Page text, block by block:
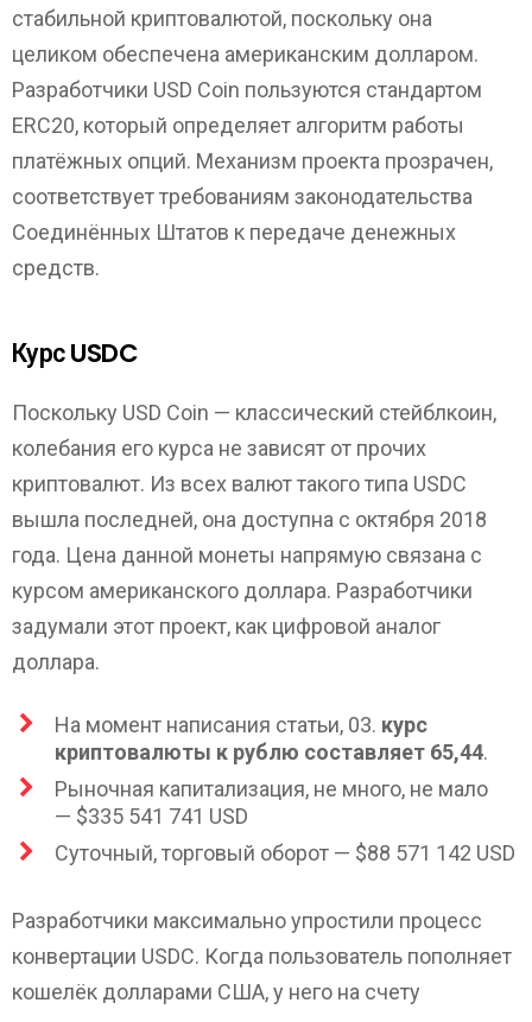
стабильной криптовалютой, поскольку она
целиком обеспечена американским долларом.
Разработчики USD Coin пользуются стандартом
ERC20, который определяет алгоритм работы
платёжных опций. Механизм проекта прозрачен,
соответствует требованиям законодательства
Соединённых Штатов к передаче денежных
средств.
Курс USDC
Поскольку USD Coin — классический стейблкоин,
колебания его курса не зависят от прочих
криптовалют. Из всех валют такого типа USDC
вышла последней, она доступна с октября 2018
года. Цена данной монеты напрямую связана с
курсом американского доллара. Разработчики
задумали этот проект, как цифровой аналог
доллара.
На момент написания статьи, 03. курс
криптовалюты к рублю составляет 65,44.
Рыночная капитализация, не много, не мало
— $335 541 741 USD
Суточный, торговый оборот — $88 571 142 USD
Разработчики максимально упростили процесс
конвертации USDC. Когда пользователь пополняет
кошелёк долларами США, у него на счету